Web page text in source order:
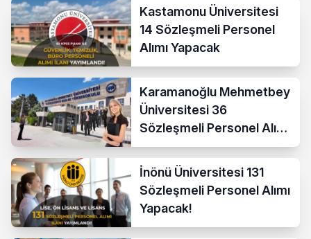
Kastamonu Üniversitesi
14 Sözleşmeli Personel
Alımı Yapacak
Karamanoğlu Mehmetbey
Üniversitesi 36
Sözleşmeli Personel Alımı
Yapacak
İnönü Üniversitesi 131
Sözleşmeli Personel Alımı
Yapacak!